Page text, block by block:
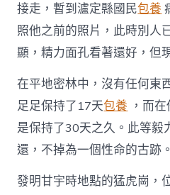
接走，暫到瀘定縣國民包養
照他之前的照片，此時別人
顯，精力面孔看著還好，但
在平地密林中，沒有任何東
足足保持了17天包養 ，而
是保持了30天之久。此等毅
還，不掉為一個性命的古跡。
發明甘宇時地點的猛虎崗，